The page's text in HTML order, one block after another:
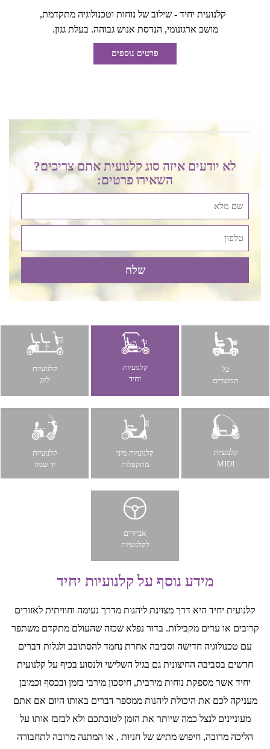
קלנועית יחיד - שילוב של נוחות וטכנולוגיה מתקדמת,
מושב ארגונומי, הנדסת אנוש גבוהה. בעלת גגון.
פרטים נוספים
לא יודעים איזה סוג קלנועית אתם צריכים?
השאירו פרטים:
כל
המוצרים
קלנועיות
יחיד
קלנועיות
לזוג
קלנועיות
MIDI
קלנועיות מיני
מתקפלות
קלנועיות
יד שניה
אביזרים
לקלנועיות
מידע נוסף על קלנועיות יחיד
קלנועית יחיד היא דרך מצוינת ליהנות מדרך נעימה וחוויתית לאזורים
קרובים או ערים מקבילות. בדור נפלא שכזה שהעולם מתקדם משתפר
עם טכנולוגיה חדישה וסביבה אחרת נחמד להסתובב ולגלות דברים
חדשים בסביבה החיצונית גם בגיל השלישי ולנסוע בכיף על קלנועית
יחיד אשר מספקת נוחות מירבית, חיסכון מירבי בזמן ובכסף וכמובן
מעניקה לכם את היכולת ליהנות ממספר דברים באותו היום אם אתם
מעוניינים לנצל כמה שיותר את הזמן לטובתכם ולא לבזבז אותו על
הליכה מרובה, חיפוש מתיש של חניות , או המתנה מרובה לתחבורה